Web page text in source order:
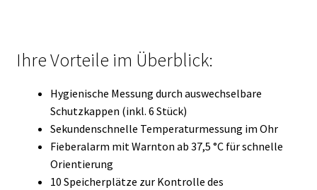
Ihre Vorteile im Überblick:
Hygienische Messung durch auswechselbare
Schutzkappen (inkl. 6 Stück)
Sekundenschnelle Temperaturmessung im Ohr
Fieberalarm mit Warnton ab 37,5 °C für schnelle
Orientierung
10 Speicherplätze zur Kontrolle des